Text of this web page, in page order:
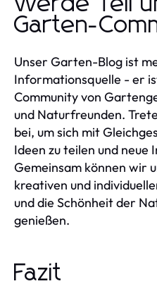
Garten-
Unser Garten-Blog ist
Informationsquelle - er
Community von
und Naturfreunden.
bei, um sich mit
Ideen zu teilen und neue
Gemeinsam können wir
kreativen und
und die Schönheit der
genießen.
Fazit